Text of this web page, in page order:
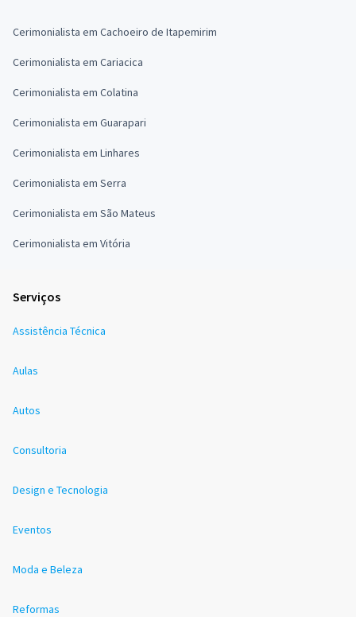
Cerimonialista em Cachoeiro de Itapemirim
Cerimonialista em Cariacica
Cerimonialista em Colatina
Cerimonialista em Guarapari
Cerimonialista em Linhares
Cerimonialista em Serra
Cerimonialista em São Mateus
Cerimonialista em Vitória
Serviços
Assistência Técnica
Aulas
Autos
Consultoria
Design e Tecnologia
Eventos
Moda e Beleza
Reformas